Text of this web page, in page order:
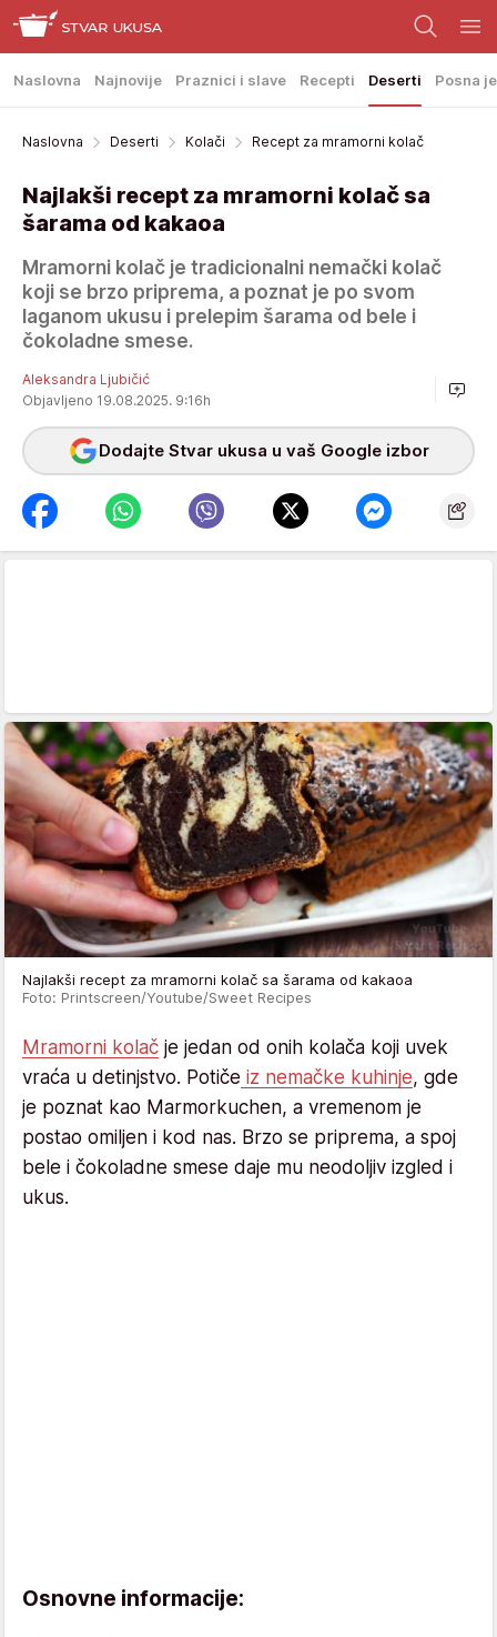
Naslovna Najnovije Praznici i slave Recepti Deserti Posna
Naslovna Deserti Kolači Recept za mramorni kolač
Najlakši recept za mramorni kolač sa
šarama od kakaoa
Mramorni kolač je tradicionalni nemački kolač
koji se brzo priprema, a poznat je po svom
laganom ukusu i prelepim šarama od bele i
čokoladne smese.
Aleksandra Ljubičić
Objavljeno 19.08.2025. 9:16h
Dodajte Stvar ukusa u vaš Google izbor
Najlakši recept za mramorni kolač sa šarama od kakaoa
Foto: Printscreen/Youtube/Sweet Recipes
Mramorni kolač je jedan od onih kolača koji uvek
vraća u detinjstvo. Potiče iz nemačke kuhinje, gde
je poznat kao Marmorkuchen, a vremenom je
postao omiljen i kod nas. Brzo se priprema, a spoj
bele i čokoladne smese daje mu neodoljiv izgled i
ukus.
Osnovne informacije: